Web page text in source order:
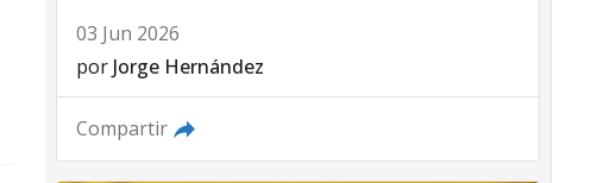
03 Jun 2026
por Jorge Hernández
Compartir